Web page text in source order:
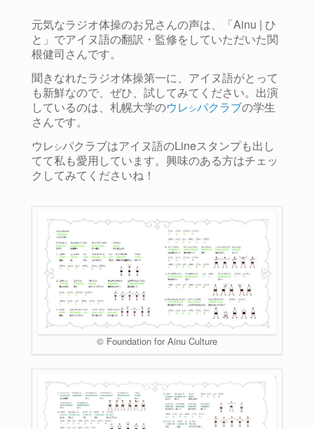
元気なラジオ体操のお兄さんの声は、「Ainu | ひ
と」でアイヌ語の翻訳・監修をしていただいた関
根健司さんです。
聞きなれたラジオ体操第一に、アイヌ語がとって
も新鮮なので、ぜひ、試してみてください。出演
しているのは、札幌大学のウレシパクラブの学生
さんです。
ウレシパクラブはアイヌ語のLineスタンプも出し
てて私も愛用しています。興味のある方はチェッ
クしてみてくださいね！
© Foundation for Ainu Culture